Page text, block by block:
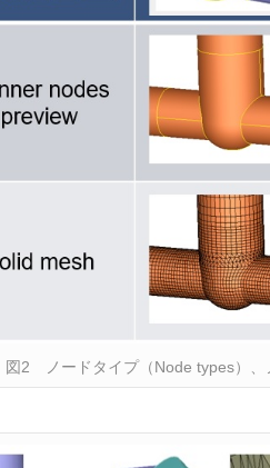
図2 ノードタイプ（Node types）、